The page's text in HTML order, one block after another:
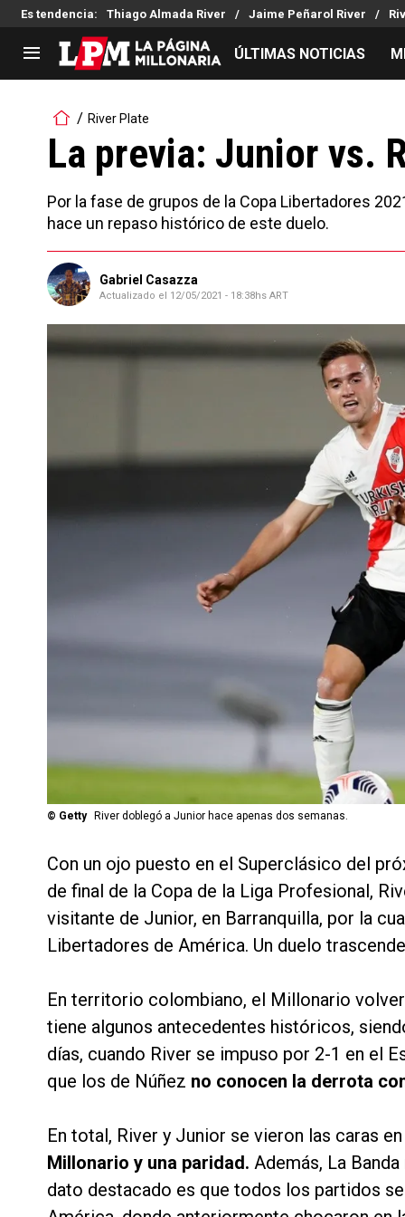
Es tendencia: Thiago Almada River Jaime Peñarol River
LIGA PROFESIONAL
Noticias
Tabla de posiciones
Reserva
Copa Sudamericana
Copa Argentina
ÚLTIMAS NOTICIAS
River Plate
La previa: Junior vs.
Por la fase de grupos de la Copa Libertadores
hace un repaso histórico de este duelo.
Gabriel Casazza
Actualizado el 12/05/2021 - 18:38hs ART
© Getty River doblegó a Junior hace apenas dos semanas.
Con un ojo puesto en el Superclásico del
de final de la Copa de la Liga Profesional,
visitante de Junior, en Barranquilla, por la
Libertadores de América. Un duelo
En territorio colombiano, el Millonario
tiene algunos antecedentes históricos,
días, cuando River se impuso por 2-1 en el
que los de Núñez no conocen la derrota
En total, River y Junior se vieron las caras en
Millonario y una paridad. Además, La
dato destacado es que todos los partidos